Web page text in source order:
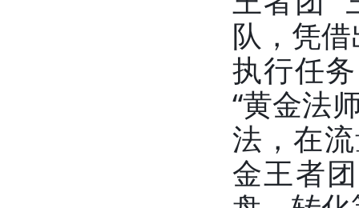
队，凭
执行任
“黄金法
法，在
金王者